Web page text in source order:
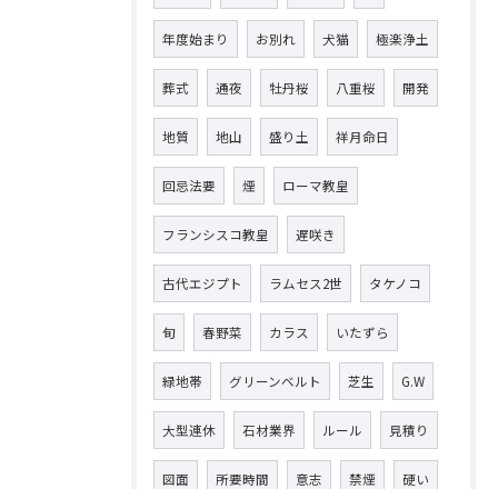
年度始まり お別れ 犬猫 極楽浄土
葬式 通夜 牡丹桜 八重桜 開発
地質 地山 盛り土 祥月命日
回忌法要 煙 ローマ教皇
フランシスコ教皇 遅咲き
古代エジプト ラムセス2世 タケノコ
旬 春野菜 カラス いたずら
緑地帯 グリーンベルト 芝生 G.W
大型連休 石材業界 ルール 見積り
図面 所要時間 意志 禁煙 硬い